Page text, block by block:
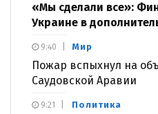
«Мы сделали все»:
Украине в
Мир
Пожар вспыхнул на
Саудовской Аравии
9:40
Политика
9:21